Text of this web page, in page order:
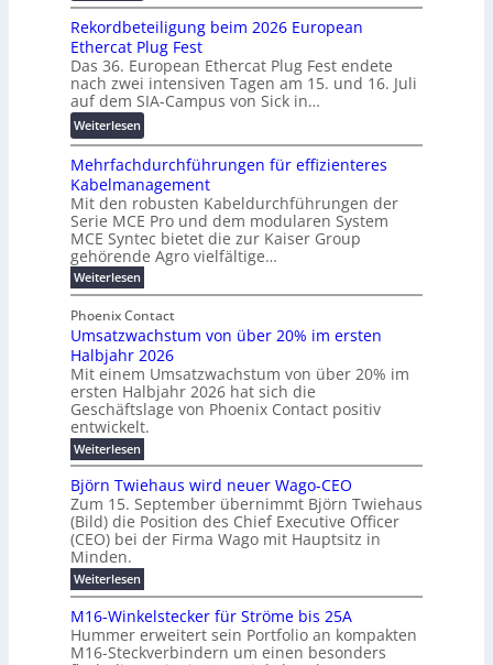
s
p
a
r
e
n
z
h
u
n
g
s
f
r
d
e
r
u
n
g
b
r
a
u
c
h
t
m
e
h
r
T
m
p
o
u
n
0
2
7
w
i
r
d
z
u
m
E
n
e
r
g
u
f
ü
r
m
o
d
e
r
n
e
E
e
r
W
e
i
t
e
r
e
n
t
w
i
c
k
e
l
e
N
H
-
S
i
c
h
e
r
u
n
s
l
a
s
t
Rekordbeteiligung beim 2026 European
Ethercat Plug Fest
Das 36. European Ethercat Plug Fest endete
nach zwei intensiven Tagen am 15. und 16. Juli
auf dem SIA-Campus von Sick in…
Weiterlesen:
R
e
k
o
r
d
b
e
e
i
l
i
g
u
n
g
b
e
i
m
0
2
6
E
u
Mehrfachdurchführungen für effizienteres
Kabelmanagement
Mit den robusten Kabeldurchführungen der
Serie MCE Pro und dem modularen System
MCE Syntec bietet die zur Kaiser Group
gehörende Agro vielfältige…
Weiterlesen:
M
h
r
f
a
c
h
d
u
r
c
f
ü
h
r
n
g
e
n
f
ü
r
Phoenix Contact
Umsatzwachstum von über 20% im ersten
Halbjahr 2026
Mit einem Umsatzwachstum von über 20% im
ersten Halbjahr 2026 hat sich die
Geschäftslage von Phoenix Contact positiv
entwickelt.
Weiterlesen:
U
m
s
a
t
z
a
c
h
s
t
u
Björn Twiehaus wird neuer Wago-CEO
Zum 15. September übernimmt Björn Twiehaus
(Bild) die Position des Chief Executive Officer
(CEO) bei der Firma Wago mit Hauptsitz in
Minden.
Weiterlesen:
B
ö
r
n
M16-Winkelstecker für Ströme bis 25A
Hummer erweitert sein Portfolio an kompakten
M16-Steckverbindern um einen besonders